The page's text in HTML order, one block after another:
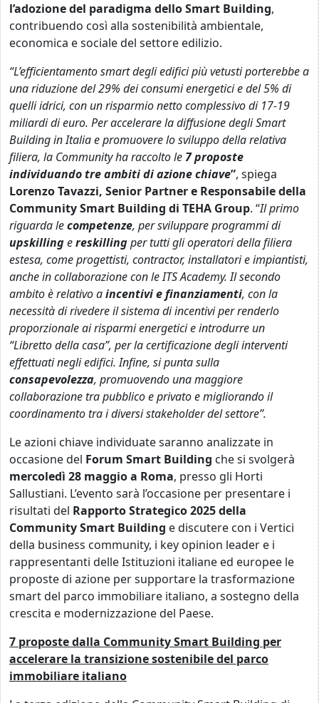
l’adozione del paradigma delloSmart Building,
contribuendo così alla sostenibilità ambientale,
economica e sociale del settore edilizio.
“L’efficientamento smart degli edifici più vetusti porterebbe a
una riduzione del 29% dei consumi energetici e del 5% di
quelli idrici, con un risparmio netto complessivo di 17-19
miliardi di euro. Per accelerare la diffusione degli Smart
Building in Italia e promuovere lo sviluppo della relativa
filiera, la Community ha raccolto le7 proposte
individuando tre ambiti di azione chiave”, spiega
Lorenzo Tavazzi, Senior Partner e Responsabile della
Community Smart Building di TEHA Group. “Il primo
riguarda lecompetenze, per sviluppare programmi di
upskillingereskillingper tutti gli operatori della filiera
estesa, come progettisti, contractor, installatori e impiantisti,
anche in collaborazione con le ITS Academy. Il secondo
ambito è relativo aincentivi e finanziamenti, con la
necessità di rivedere il sistema di incentivi per renderlo
proporzionale ai risparmi energetici e introdurre un
“Libretto della casa”, per la certificazione degli interventi
effettuati negli edifici. Infine, si punta sulla
consapevolezza, promuovendo una maggiore
collaborazione tra pubblico e privato e migliorando il
coordinamento tra i diversi stakeholder del settore”.
Le azioni chiave individuate saranno analizzate in
occasione del Forum Smart Building che si svolgerà
mercoledì 28 maggio a Roma, presso gli Horti
Sallustiani. L’evento sarà l’occasione per presentare i
risultati del Rapporto Strategico 2025 della
Community Smart Building e discutere con i Vertici
della business community, i key opinion leader e i
rappresentanti delle Istituzioni italiane ed europee le
proposte di azione per supportare la trasformazione
smart del parco immobiliare italiano, a sostegno della
crescita e modernizzazione del Paese.
7 proposte dalla Community Smart Building per
accelerare la transizione sostenibile del parco
immobiliare italiano